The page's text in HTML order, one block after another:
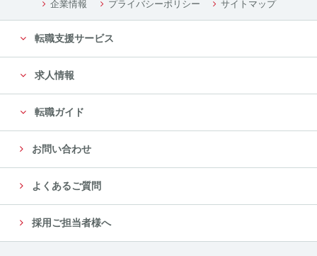
企業情報 プライバシーポリシー サイトマップ
転職支援サービス
求人情報
転職ガイド
お問い合わせ
よくあるご質問
採用ご担当者様へ